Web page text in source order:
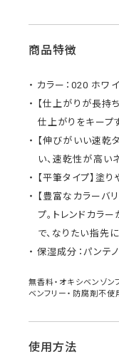
商品特徴
カラー：020 ホワ
【仕上がりが長持
仕上がりをキープ
【伸びがいい速乾
い、速乾性が高い
【平筆タイプ】塗
【豊富なカラーバ
プ。トレンドカラ
で、なりたい指先
保湿成分：パンテ
無香料・オキシベンゾン
ベンフリー・防腐剤不使
使用方法